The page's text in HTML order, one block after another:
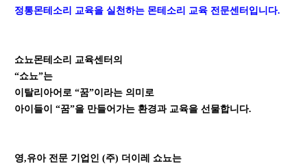
정통몬테소리 교육을 실천하는 몬테소리 교육 전문센터입니다.
쇼뇨몬테소리 교육센터의
“쇼뇨”는
이탈리아어로 “꿈”이라는 의미로
아이들이 “꿈”을 만들어가는 환경과 교육을 선물합니다.
영,유아 전문 기업인 (주) 더이레 쇼뇨는